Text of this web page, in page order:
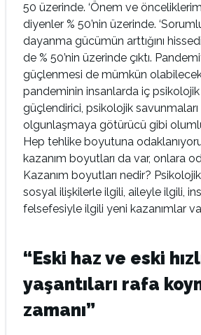
50 üzerinde. ‘Önem ve
diyenler % 50’nin üzerinde.
dayanma gücümün arttığını
de % 50’nin üzerinde çıktı.
güçlenmesi de mümkün
pandeminin insanlarda iç
güçlendirici, psikolojik savunmaları
olgunlaşmaya götürücü gibi
Hep tehlike boyutuna
kazanım boyutları da var, onlara
Kazanım boyutları nedir?
sosyal ilişkilerle ilgili, aileyle ilgili,
felsefesiyle ilgili yeni kazanımlar
“Eski haz ve eski
yaşantıları rafa
zamanı”